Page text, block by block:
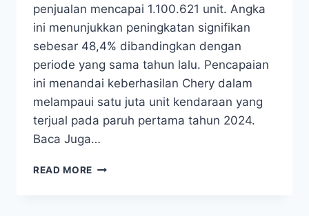
penjualan mencapai 1.100.621 unit. Angka
ini menunjukkan peningkatan signifikan
sebesar 48,4% dibandingkan dengan
periode yang sama tahun lalu. Pencapaian
ini menandai keberhasilan Chery dalam
melampaui satu juta unit kendaraan yang
terjual pada paruh pertama tahun 2024.
Baca Juga…
READ MORE